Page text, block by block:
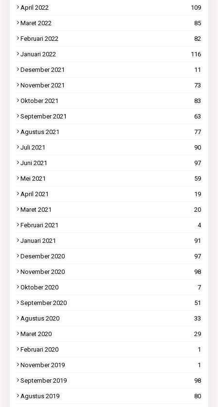
April 2022 109
Maret 2022 85
Februari 2022 82
Januari 2022 116
Desember 2021 11
November 2021 73
Oktober 2021 83
September 2021 63
Agustus 2021 77
Juli 2021 90
Juni 2021 97
Mei 2021 59
April 2021 19
Maret 2021 20
Februari 2021 4
Januari 2021 91
Desember 2020 97
November 2020 98
Oktober 2020 7
September 2020 51
Agustus 2020 33
Maret 2020 29
Februari 2020 1
November 2019 1
September 2019 98
Agustus 2019 80